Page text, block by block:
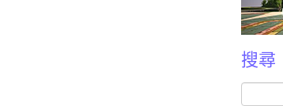
搜尋